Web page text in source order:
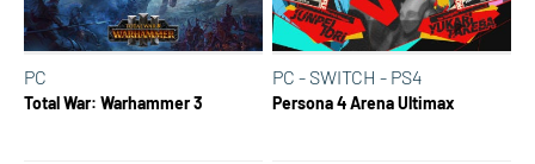
PC
Total War: Warhammer 3
PC - SWITCH - PS4
Persona 4 Arena Ultimax